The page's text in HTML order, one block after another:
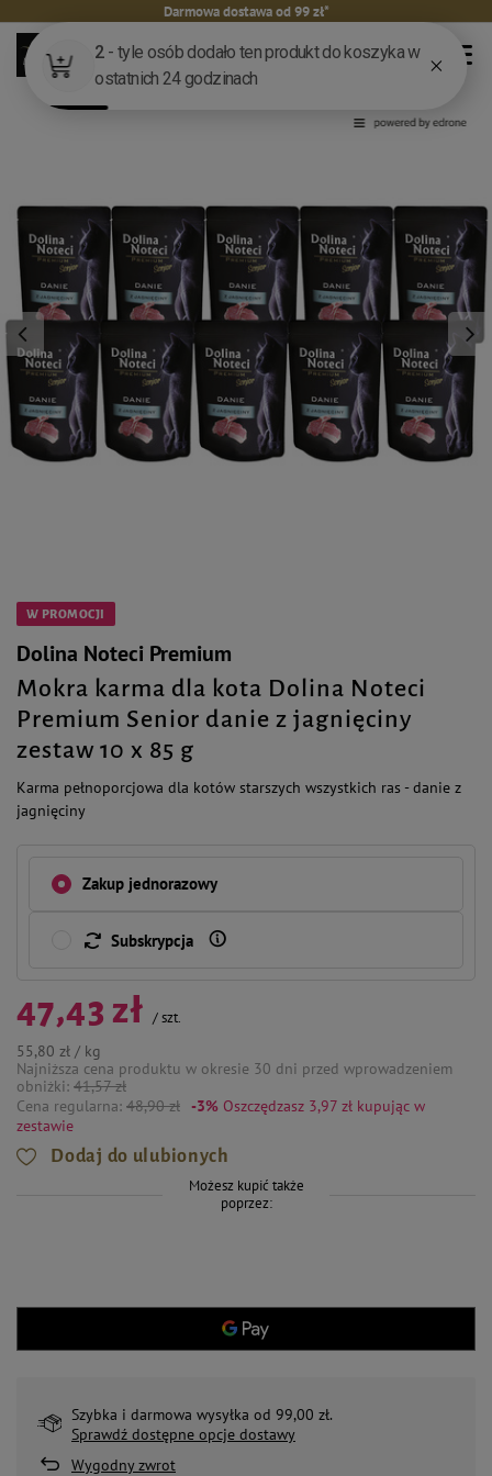
Darmowa dostawa od 99 zł*
W PROMOCJI
Dolina Noteci Premium
Mokra karma dla kota Dolina Noteci
Premium Senior danie z jagnięciny
zestaw 10 x 85 g
Karma pełnoporcjowa dla kotów starszych wszystkich ras - danie z
jagnięciny
Zakup jednorazowy
Subskrypcja
47,43 zł /szt.
55,80 zł / kg
Najniższa cena produktu w okresie 30 dni przed wprowadzeniem
obniżki: 41,57 zł
Cena regularna: 48,90 zł -3% Oszczędzasz 3,97 zł kupując w
zestawie
Dodaj do ulubionych
Możesz kupić także
poprzez:
Szybka i darmowa wysyłka od 99,00 zł.
Sprawdź dostępne opcje dostawy
Wygodny zwrot